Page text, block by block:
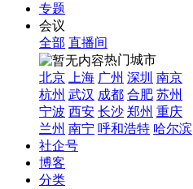
专题
会议
全部 直播间
热门城市
北京
上海 广州 深圳 南京
杭州 武汉 成都 合肥 苏州
宁波 西安 长沙 郑州 重庆
兰州 南宁 呼和浩特 哈尔滨
社企号
博客
分类